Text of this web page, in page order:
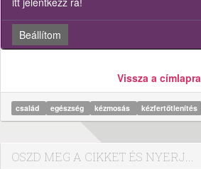
Beállítom
Vissza a címlapra
család egészség kézmosás kézfertőtlenítés
OSZD MEG A CIKKET ÉS NYERJ...